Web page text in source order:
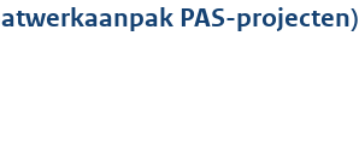
PAS-projecten)